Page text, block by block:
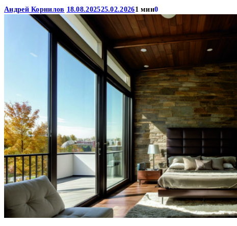
Андрей Корнилов 18.08.202525.02.20261 мин0